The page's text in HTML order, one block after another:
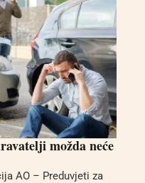
možda neće
AO – Preduvjeti za